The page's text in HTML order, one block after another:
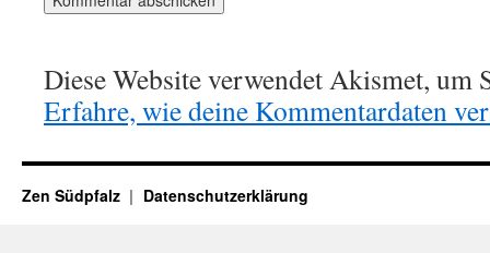
Diese Website verwendet Akismet, um
Erfahre, wie deine Kommentardaten
Zen Südpfalz Datenschutzerklärung